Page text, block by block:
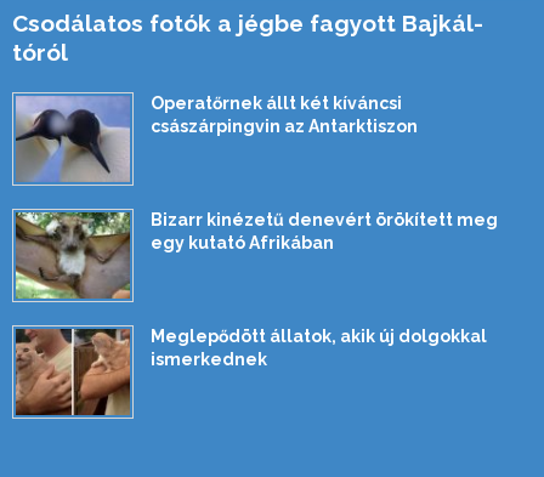
Csodálatos fotók a jégbe fagyott Bajkál-
tóról
Operatőrnek állt két kíváncsi
császárpingvin az Antarktiszon
Bizarr kinézetű denevért örökített meg
egy kutató Afrikában
Meglepődött állatok, akik új dolgokkal
ismerkednek